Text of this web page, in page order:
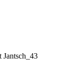
Jantsch_43